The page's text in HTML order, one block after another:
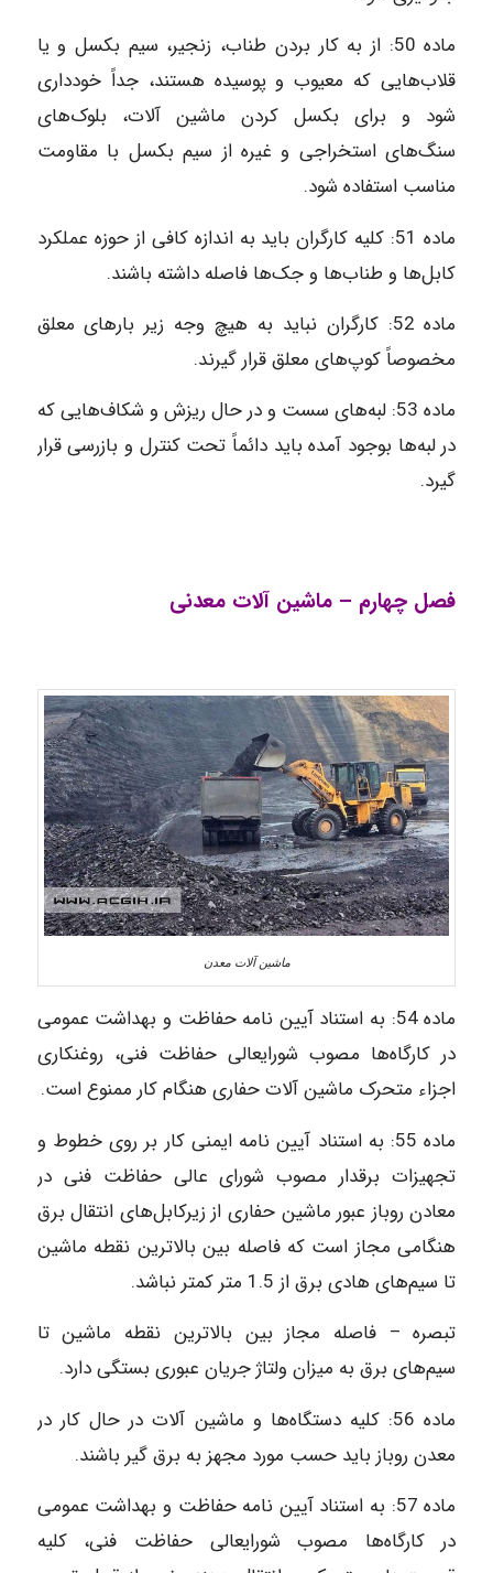
ماده‌ 50: از به کار بردن طناب، زنجیر، سیم بکسل و یا
قلاب‌هایی که معیوب و پوسیده هستند، جداً خودداری
شود و برای بکسل کردن ماشین آلات، بلوک‌های
سنگ‌های استخراجی و غیره از سیم بکسل با مقاومت
مناسب استفاده شود.
ماده‌ 51: کلیه کارگران باید به اندازه کافی از حوزه عملکرد
کابل‌ها و طناب‌ها و جک‌ها فاصله داشته باشند.
ماده‌ 52: کارگران نباید به هیچ وجه زیر بارهای معلق
مخصوصاً کوپ‌های معلق قرار گیرند.
ماده‌ 53: لبه‌های سست و در حال ریزش و شکاف‌هایی که
در لبه‌ها بوجود آمده باید دائماً تحت کنترل و بازرسی قرار
گیرد.
فصل چهارم – ماشین آلات معدنی
ماشین آلات معدن
ماده‌ 54: به استناد آیین نامه حفاظت و بهداشت عمومی
در کارگاه‌ها مصوب شورایعالی حفاظت فنی، روغنکاری
اجزاء متحرک ماشین آلات حفاری هنگام کار ممنوع است.
ماده‌ 55: به استناد آیین نامه ایمنی کار بر روی خطوط و
تجهیزات برقدار مصوب شورای عالی حفاظت فنی در
معادن روباز عبور ماشین حفاری از زیرکابل‌های انتقال برق
هنگامی مجاز است که فاصله بین بالاترین نقطه ماشین
تا سیم‌های هادی برق از 1.5 متر کمتر نباشد.
تبصره – فاصله مجاز بین بالاترین نقطه ماشین تا
سیم‌های برق به میزان ولتاژ جریان عبوری بستگی دارد.
ماده‌ 56: کلیه دستگاه‌ها و ماشین آلات در حال کار در
معدن روباز باید حسب مورد مجهز به برق گیر باشند.
ماده‌ 57: به استناد آیین نامه حفاظت و بهداشت عمومی
در کارگاه‌ها مصوب شورایعالی حفاظت فنی، کلیه